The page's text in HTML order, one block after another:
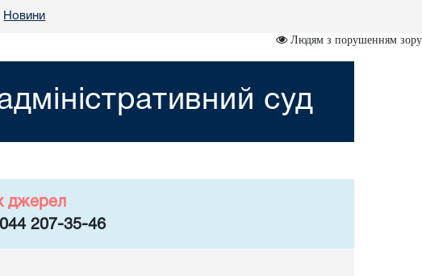
Новини
Людям з порушенням зору
суд
джерел
207-35-46